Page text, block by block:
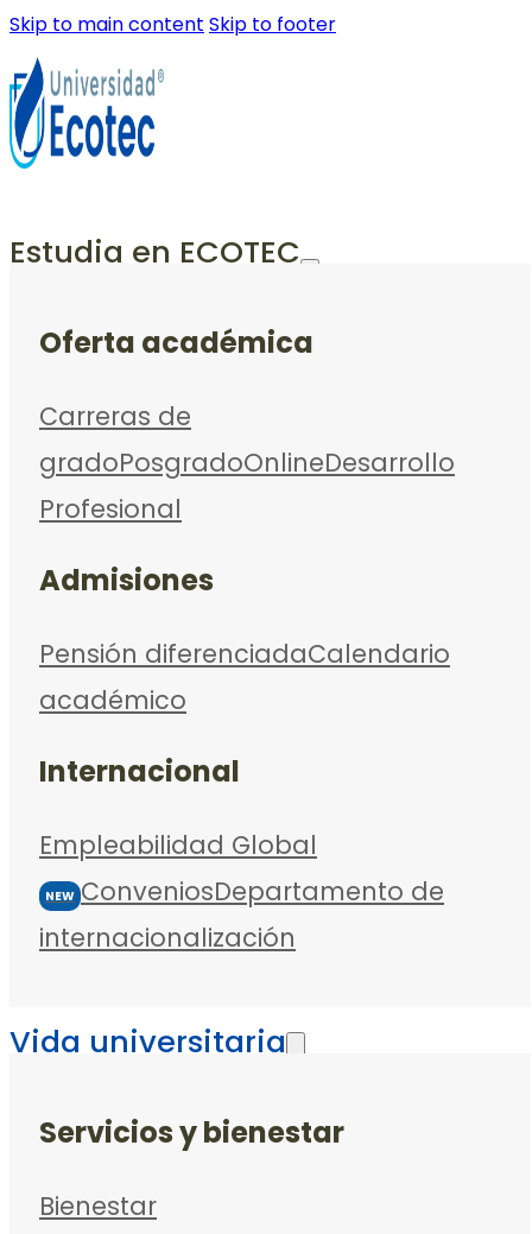
Skip to main content Skip to footer
Estudia en ECOTEC
Oferta académica
Carreras de
gradoPosgradoOnlineDesarrollo
Profesional
Admisiones
Pensión diferenciadaCalendario
académico
Internacional
Empleabilidad Global
NEW ConveniosDepartamento de
internacionalización
Vida universitaria
Servicios y bienestar
Bienestar